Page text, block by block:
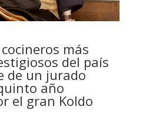
más
del país
de un jurado
año
el gran Koldo